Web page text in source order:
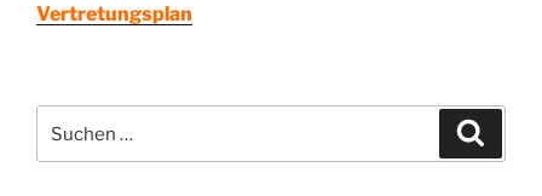
Vertretungsplan
nach: